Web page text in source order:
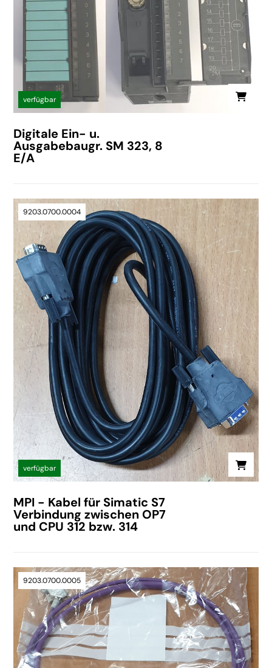
verfügbar
Digitale Ein- u.
Ausgabebaugr. SM 323, 8
E/A
9203.0700.0004
verfügbar
MPI - Kabel für Simatic S7
Verbindung zwischen OP7
und CPU 312 bzw. 314
9203.0700.0005